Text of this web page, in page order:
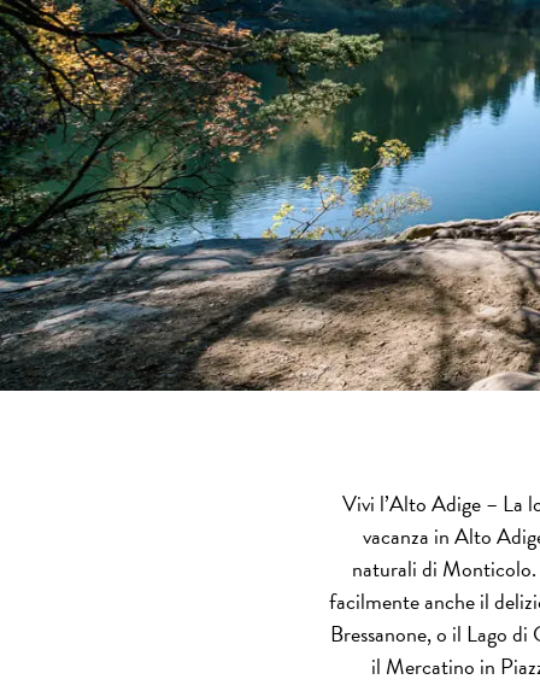
Vivi l’Alto Adige – La
vacanza in Alto
naturali di Monticolo.
facilmente anche il
Bressanone, o il Lago
il Mercatino in